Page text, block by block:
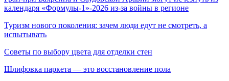
календаря «Формулы-1»-2026 из-за войны в регионе
Туризм нового поколения: зачем люди едут не смотреть, а
испытывать
Советы по выбору цвета для отделки стен
Шлифовка паркета — это восстановление пола